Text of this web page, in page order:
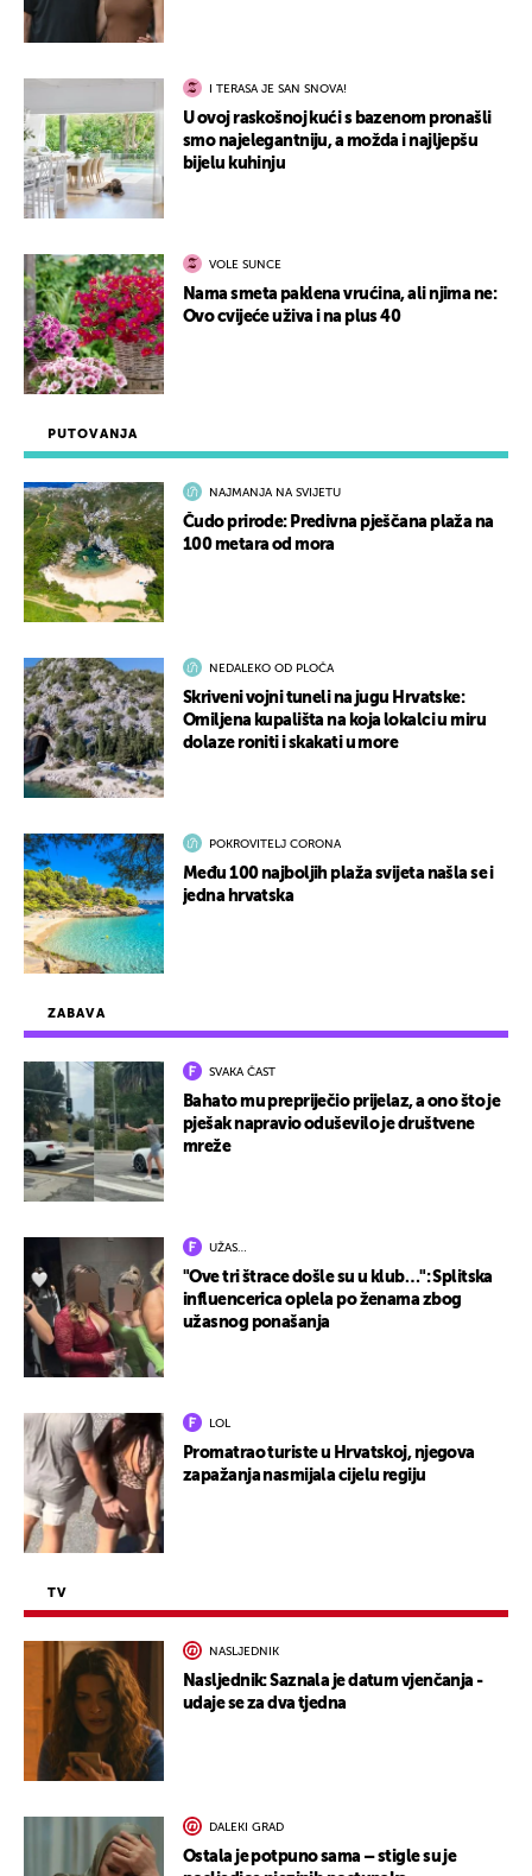
ZABAVA
SVAKA ČAST
Bahato mu prepriječio prijelaz, a ono što je
pješak napravio oduševilo je društvene
mreže
UŽAS…
"Ove tri štrace došle su u klub…": Splitska
influencerica oplela po ženama zbog
užasnog ponašanja
LOL
Promatrao turiste u Hrvatskoj, njegova
zapažanja nasmijala cijelu regiju
TV
NASLJEDNIK
Nasljednik: Saznala je datum vjenčanja -
udaje se za dva tjedna
DALEKI GRAD
Ostala je potpuno sama – stigle su je
PUTOVANJA
NAJMANJA NA SVIJETU
Čudo prirode: Predivna pješčana plaža na
100 metara od mora
NEDALEKO OD PLOČA
Skriveni vojni tuneli na jugu Hrvatske:
Omiljena kupališta na koja lokalci u miru
dolaze roniti i skakati u more
POKROVITELJ CORONA
Među 100 najboljih plaža svijeta našla se i
jedna hrvatska
I TERASA JE SAN SNOVA!
U ovoj raskošnoj kući s bazenom pronašli
smo najelegantniju, a možda i najljepšu
bijelu kuhinju
VOLE SUNCE
Nama smeta paklena vrućina, ali njima ne:
Ovo cvijeće uživa i na plus 40